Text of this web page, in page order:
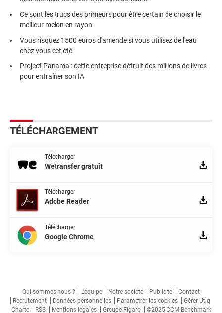
Ce sont les trucs des primeurs pour être certain de choisir le
meilleur melon en rayon
Vous risquez 1500 euros d'amende si vous utilisez de l'eau
chez vous cet été
Project Panama : cette entreprise détruit des millions de livres
pour entraîner son IA
TÉLÉCHARGEMENT
Télécharger
Wetransfer gratuit
Télécharger
Adobe Reader
Télécharger
Google Chrome
Qui sommes-nous ? L'équipe Notre société Publicité
Contact
Recrutement
Données personnelles Paramétrer les cookies
Gérer Utiq
Charte
RSS Mentions légales Groupe Figaro ©2025 CCM Benchmark